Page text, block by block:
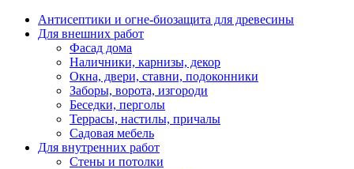
Антисептики и огне-биозащита для древесины
Для внешних работ
Фасад дома
Наличники, карнизы, декор
Окна, двери, ставни, подоконники
Заборы, ворота, изгороди
Беседки, перголы
Террасы, настилы, причалы
Садовая мебель
Для внутренних работ
Стены и потолки